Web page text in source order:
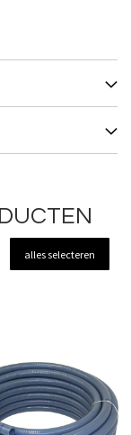
alles selecteren